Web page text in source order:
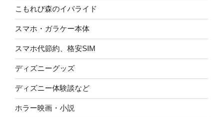
こもれび森のイバライド
スマホ・ガラケー本体
スマホ代節約、格安SIM
ディズニーグッズ
ディズニー体験談など
ホラー映画・小説